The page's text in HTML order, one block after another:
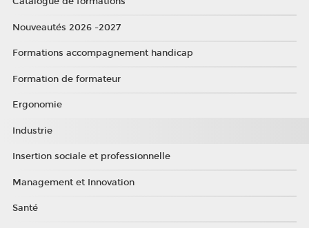
Nouveautés 2026 -2027
Formations accompagnement handicap
Formation de formateur
Ergonomie
Industrie
Insertion sociale et professionnelle
Management et Innovation
Santé